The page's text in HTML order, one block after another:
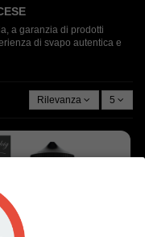
a garanzia di prodotti
di svapo autentica e
Rilevanza 5